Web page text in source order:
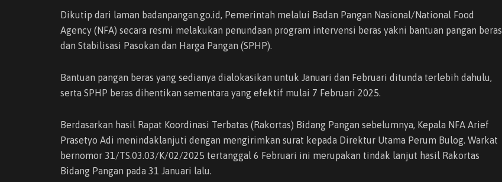
Dikutip dari laman badanpangan.go.id, Pemerintah melalui Badan Pangan Nasional/National Food
Agency (NFA) secara resmi melakukan penundaan program intervensi beras yakni bantuan pangan beras
dan Stabilisasi Pasokan dan Harga Pangan (SPHP).
Bantuan pangan beras yang sedianya dialokasikan untuk Januari dan Februari ditunda terlebih dahulu,
serta SPHP beras dihentikan sementara yang efektif mulai 7 Februari 2025.
Berdasarkan hasil Rapat Koordinasi Terbatas (Rakortas) Bidang Pangan sebelumnya, Kepala NFA Arief
Prasetyo Adi menindaklanjuti dengan mengirimkan surat kepada Direktur Utama Perum Bulog. Warkat
bernomor 31/TS.03.03/K/02/2025 tertanggal 6 Februari ini merupakan tindak lanjut hasil Rakortas
Bidang Pangan pada 31 Januari lalu.